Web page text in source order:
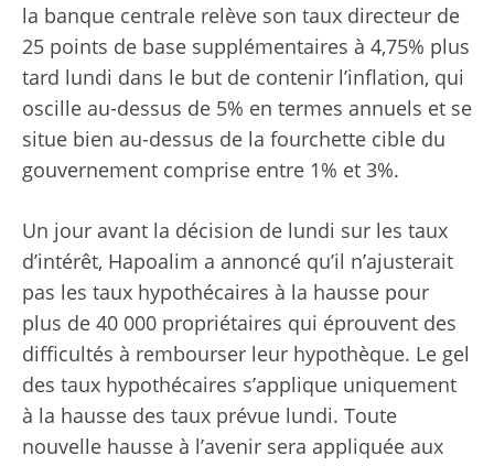
la banque centrale relève son taux directeur de
25 points de base supplémentaires à 4,75% plus
tard lundi dans le but de contenir l’inflation, qui
oscille au-dessus de 5% en termes annuels et se
situe bien au-dessus de la fourchette cible du
gouvernement comprise entre 1% et 3%.
Un jour avant la décision de lundi sur les taux
d’intérêt, Hapoalim a annoncé qu’il n’ajusterait
pas les taux hypothécaires à la hausse pour
plus de 40 000 propriétaires qui éprouvent des
difficultés à rembourser leur hypothèque. Le gel
des taux hypothécaires s’applique uniquement
à la hausse des taux prévue lundi. Toute
nouvelle hausse à l’avenir sera appliquée aux